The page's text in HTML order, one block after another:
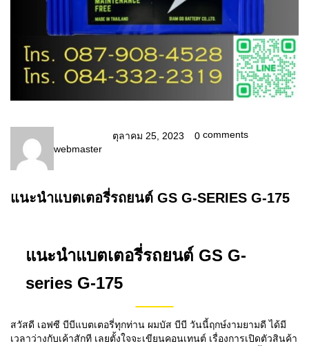
webmaster
ตุลาคม 25, 2023 0 comments
แนะนำแบตเตอรี่รถยนต์ GS G-SERIES G-175
แนะนำแบตเตอรี่รถยนต์ GS G-
series G-175
สวัสดี เอฟซี บีบีแบตเตอรี่ทุกท่าน ผมบัส บีบี วันนี้ฤกษ์งามยามดี ได้มี
เวลาว่างกับเค้าสักที เลยตั้งใจจะเขียนคอนเทนต์ เรื่องการเปิดตัวสินค้า